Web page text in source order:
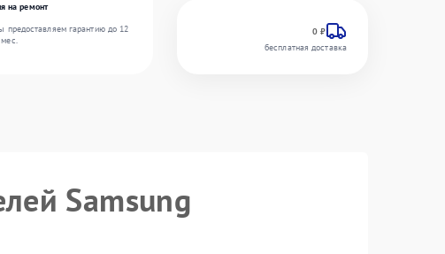
на ремонт
предоставляем гарантию до 12
мес.
0 ₽
бесплатная доставка
Samsung